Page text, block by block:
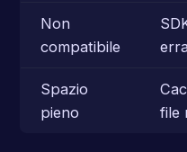
Non
compatibile
Spazio
pieno
file